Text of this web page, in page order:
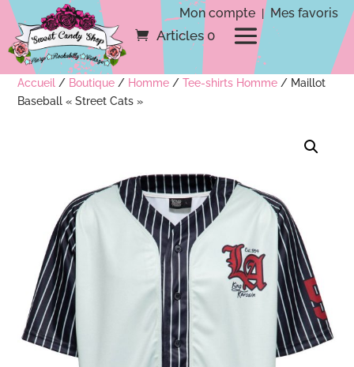
Mon compte | Mes favoris
Articles 0
Accueil / Boutique / Homme /Tee-shirts Homme / Maillot
Baseball « Street Cats »